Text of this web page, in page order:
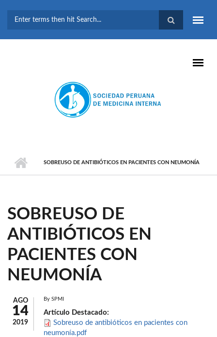
BÚSQUEDA
SOBREUSO DE ANTIBIÓTICOS EN PACIENTES CON NEUMONÍA
SOBREUSO DE
ANTIBIÓTICOS EN
PACIENTES CON
NEUMONÍA
AGO
14
2019
By SPMI
Artículo Destacado:
Sobreuso de antibióticos en pacientes con
neumonía.pdf